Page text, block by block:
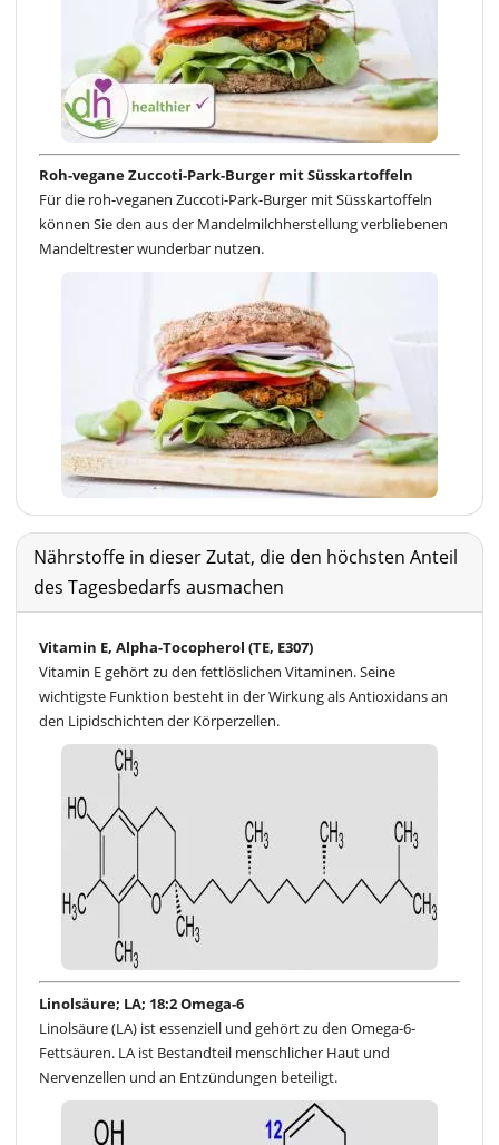
Roh-vegane Zuccoti-Park-Burger mit Süsskartoffeln
Für die roh-veganen Zuccoti-Park-Burger mit Süsskartoffeln
können Sie den aus der Mandelmilchherstellung verbliebenen
Mandeltrester wunderbar nutzen.
Nährstoffe in dieser Zutat, die den höchsten Anteil
des Tagesbedarfs ausmachen
Vitamin E, Alpha-Tocopherol (TE, E307)
Vitamin E gehört zu den fettlöslichen Vitaminen. Seine
wichtigste Funktion besteht in der Wirkung als Antioxidans an
den Lipidschichten der Körperzellen.
Linolsäure; LA; 18:2 Omega-6
Linolsäure (LA) ist essenziell und gehört zu den Omega-6-
Fettsäuren. LA ist Bestandteil menschlicher Haut und
Nervenzellen und an Entzündungen beteiligt.